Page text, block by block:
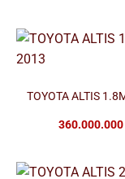
TOYOTA ALTIS
360.000.000